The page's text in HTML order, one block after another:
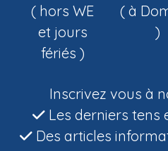
( hors WE
et jours
fériés )
( à
)
Inscrivez vous à
Les derniers tens
Des articles